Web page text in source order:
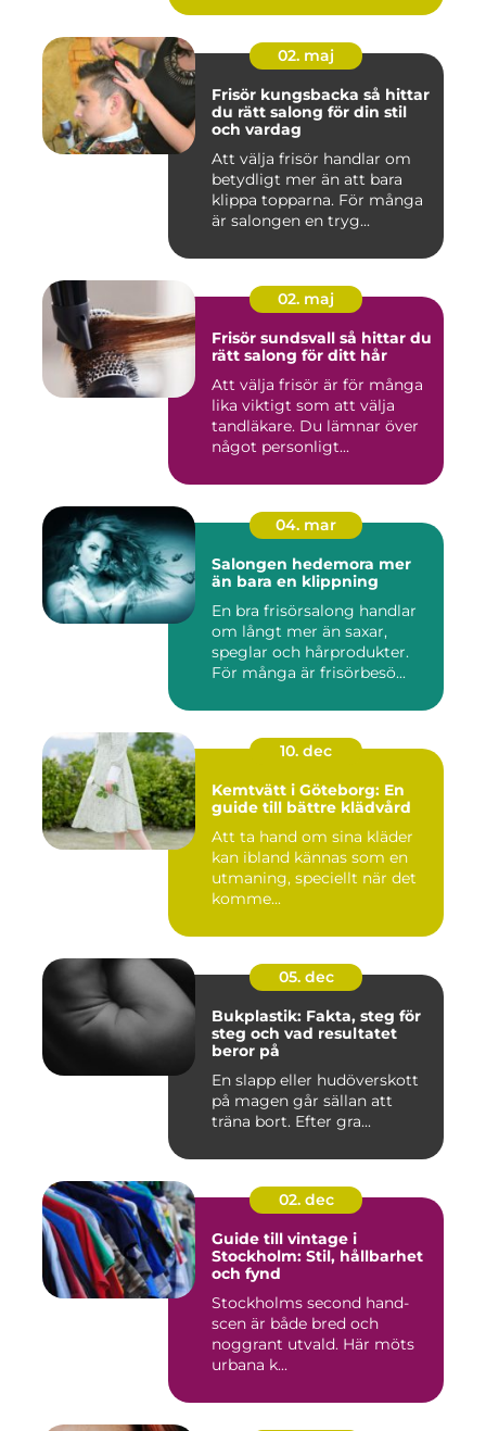
02. maj
Frisör kungsbacka så hittar
du rätt salong för din stil
och vardag
Att välja frisör handlar om
betydligt mer än att bara
klippa topparna. För många
är salongen en tryg...
02. maj
Frisör sundsvall så hittar du
rätt salong för ditt hår
Att välja frisör är för många
lika viktigt som att välja
tandläkare. Du lämnar över
något personligt...
04. mar
Salongen hedemora mer
än bara en klippning
En bra frisörsalong handlar
om långt mer än saxar,
speglar och hårprodukter.
För många är frisörbesö...
10. dec
Kemtvätt i Göteborg: En
guide till bättre klädvård
Att ta hand om sina kläder
kan ibland kännas som en
utmaning, speciellt när det
komme...
05. dec
Bukplastik: Fakta, steg för
steg och vad resultatet
beror på
En slapp eller hudöverskott
på magen går sällan att
träna bort. Efter gra...
02. dec
Guide till vintage i
Stockholm: Stil, hållbarhet
och fynd
Stockholms second hand-
scen är både bred och
noggrant utvald. Här möts
urbana k...